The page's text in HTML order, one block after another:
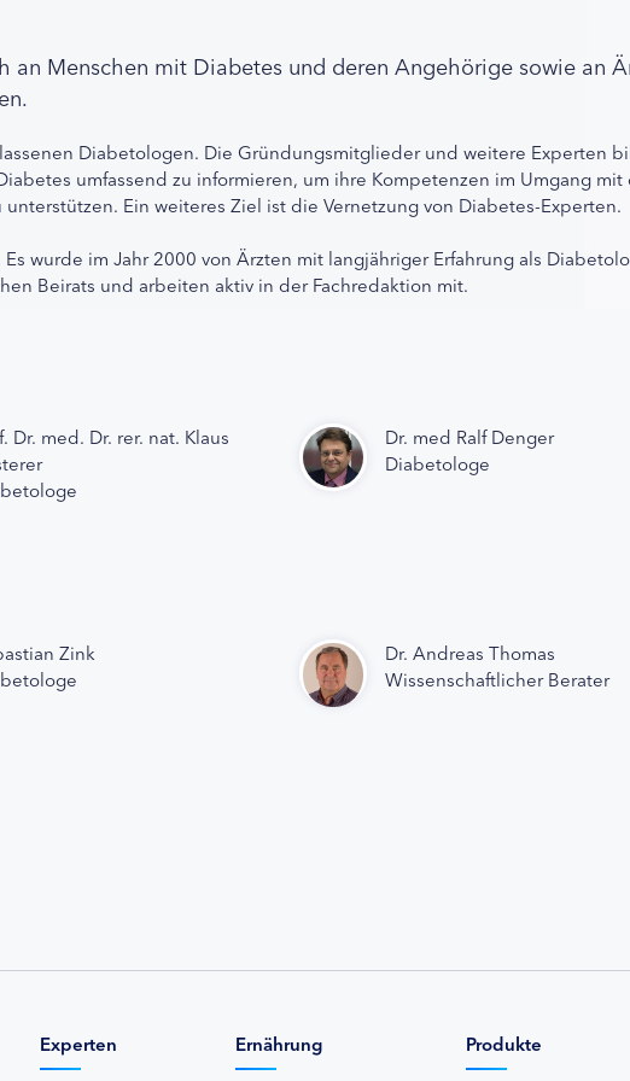
an Menschen mit Diabetes und deren Angehörige sowie an
Diabetologen. Die Gründungsmitglieder und weitere Experten
umfassend zu informieren, um ihre Kompetenzen im Umgang mit
Ein weiteres Ziel ist die Vernetzung von Diabetes-Experten.
wurde im Jahr 2000 von Ärzten mit langjähriger Erfahrung als
Beirats und arbeiten aktiv in der Fachredaktion mit.
Dr. med. Dr. rer. nat. Klaus
Dr. med Ralf Denger
Diabetologe
Zink
Dr. Andreas Thomas
Wissenschaftlicher Berater
Experten Ernährung Produkte